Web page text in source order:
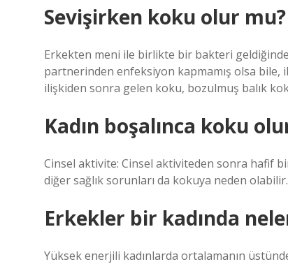
Sevişirken koku olur mu?
Erkekten meni ile birlikte bir bakteri
partnerinden enfeksiyon kapmamış olsa
ilişkiden sonra gelen koku, bozulmuş balık
Kadın boşalınca koku
Cinsel aktivite: Cinsel aktiviteden sonra hafif
diğer sağlık sorunları da kokuya neden olabilir.
Erkekler bir kadında
Yüksek enerjili kadınlarda ortalamanın